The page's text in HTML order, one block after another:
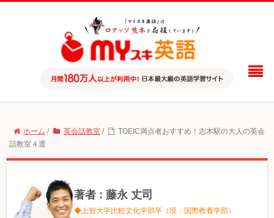
ホーム / 英会話教室 /
TOEIC満点者おすすめ！志木駅の大人の英会
話教室４選
著者 : 藤永 丈司
◆上智大学比較文化学部卒（現：国際教養学部）